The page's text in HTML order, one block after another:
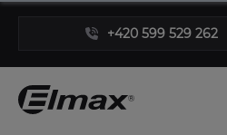
+420 599 529 262